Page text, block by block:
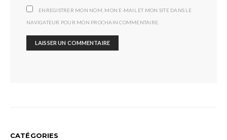
ENREGISTRER MON NOM, MON E-MAIL ET MON SITE DANS LE
NAVIGATEUR POUR MON PROCHAIN COMMENTAIRE.
CATÉGORIES